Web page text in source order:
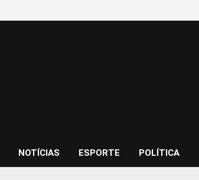
NOTÍCIAS ESPORTE POLÍTICA